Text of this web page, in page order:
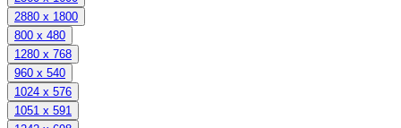
2880 x 1800
800 x 480
1280 x 768
960 x 540
1024 x 576
1051 x 591